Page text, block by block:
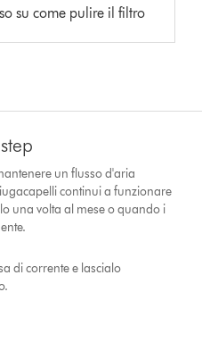
su come pulire il filtro
un flusso d'aria
continui a funzionare
una volta al mese o quando i
di corrente e lascialo